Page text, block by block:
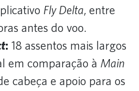
Fly Delta, entre
antes do voo.
: 18 assentos mais largos
em comparação à Main
cabeça e apoio para os